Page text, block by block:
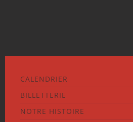
CALENDRIER
BILLETTERIE
NOTRE HISTOIRE